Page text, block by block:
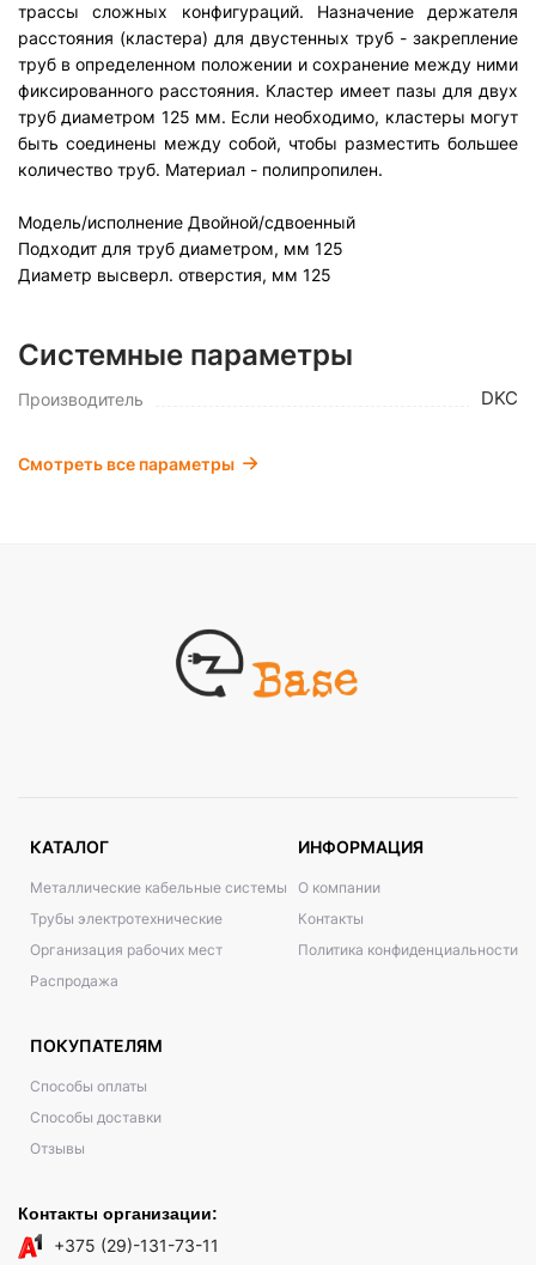
трассы сложных конфигураций. Назначение держателя
расстояния (кластера) для двустенных труб - закрепление
труб в определенном положении и сохранение между ними
фиксированного расстояния. Кластер имеет пазы для двух
труб диаметром 125 мм. Если необходимо, кластеры могут
быть соединены между собой, чтобы разместить большее
количество труб. Материал - полипропилен.
Модель/исполнение Двойной/сдвоенный
Подходит для труб диаметром, мм 125
Диаметр высверл. отверстия, мм 125
Системные параметры
Производитель DKC
Смотреть все параметры
КАТАЛОГ
Металлические кабельные системы
Трубы электротехнические
Организация рабочих мест
Распродажа
ИНФОРМАЦИЯ
О компании
Контакты
Политика конфиденциальности
ПОКУПАТЕЛЯМ
Способы оплаты
Способы доставки
Отзывы
Контакты организации:
+375 (29)-131-73-11